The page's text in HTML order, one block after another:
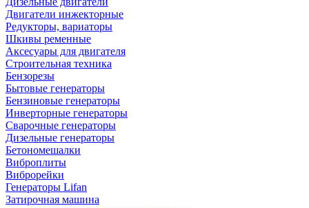
Двигатели инжекторные
Редукторы, вариаторы
Шкивы ременные
Аксесуары для двигателя
Строительная техника
Бензорезы
Бытовые генераторы
Бензиновые генераторы
Инверторные генераторы
Сварочные генераторы
Дизельные генераторы
Бетономешалки
Виброплиты
Виброрейки
Генераторы Lifan
Затирочная машина